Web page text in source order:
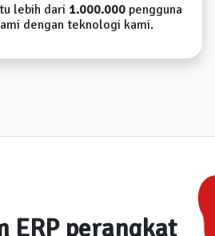
lebih dari 1.000.000 pengguna
dengan teknologi kami.
ERP perangkat